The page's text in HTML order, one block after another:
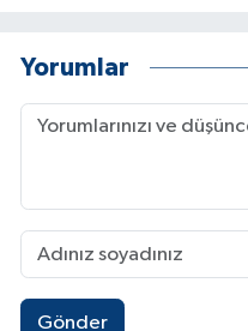
Yorumlar
Gönder